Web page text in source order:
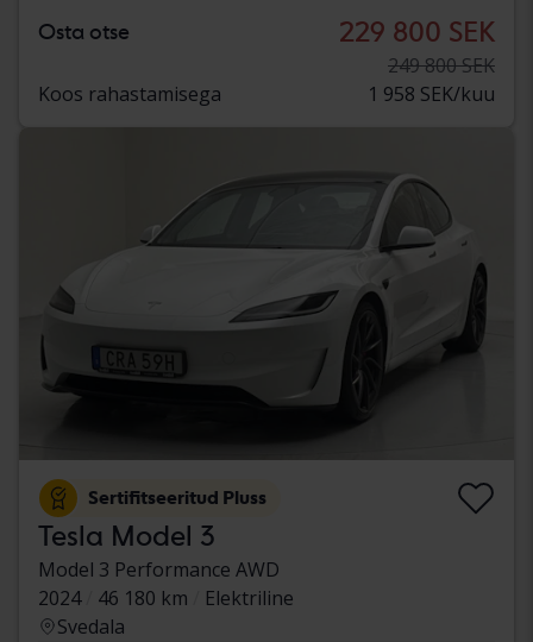
Osta otse 229 800 SEK
249 800 SEK
Koos rahastamisega
1 958 SEK/kuu
Sertifitseeritud Pluss
Tesla Model 3
Model 3 Performance AWD
2024
46 180 km
Elektriline
Svedala